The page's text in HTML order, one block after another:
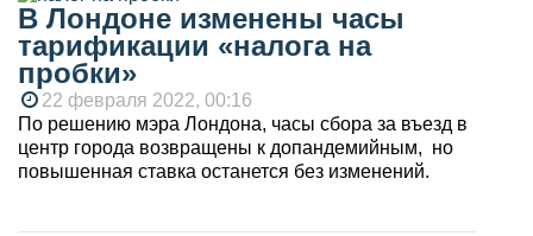
В Лондоне изменены часы
тарификации «налога на
пробки»
22 февраля 2022, 00:16
По решению мэра Лондона, часы сбора за въезд в
центр города возвращены к допандемийным, но
повышенная ставка останется без изменений.